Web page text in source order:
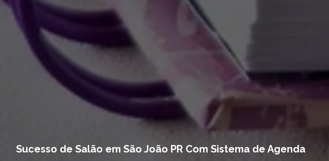
Sucesso de Salão em São João PR Com Sistema de Agenda